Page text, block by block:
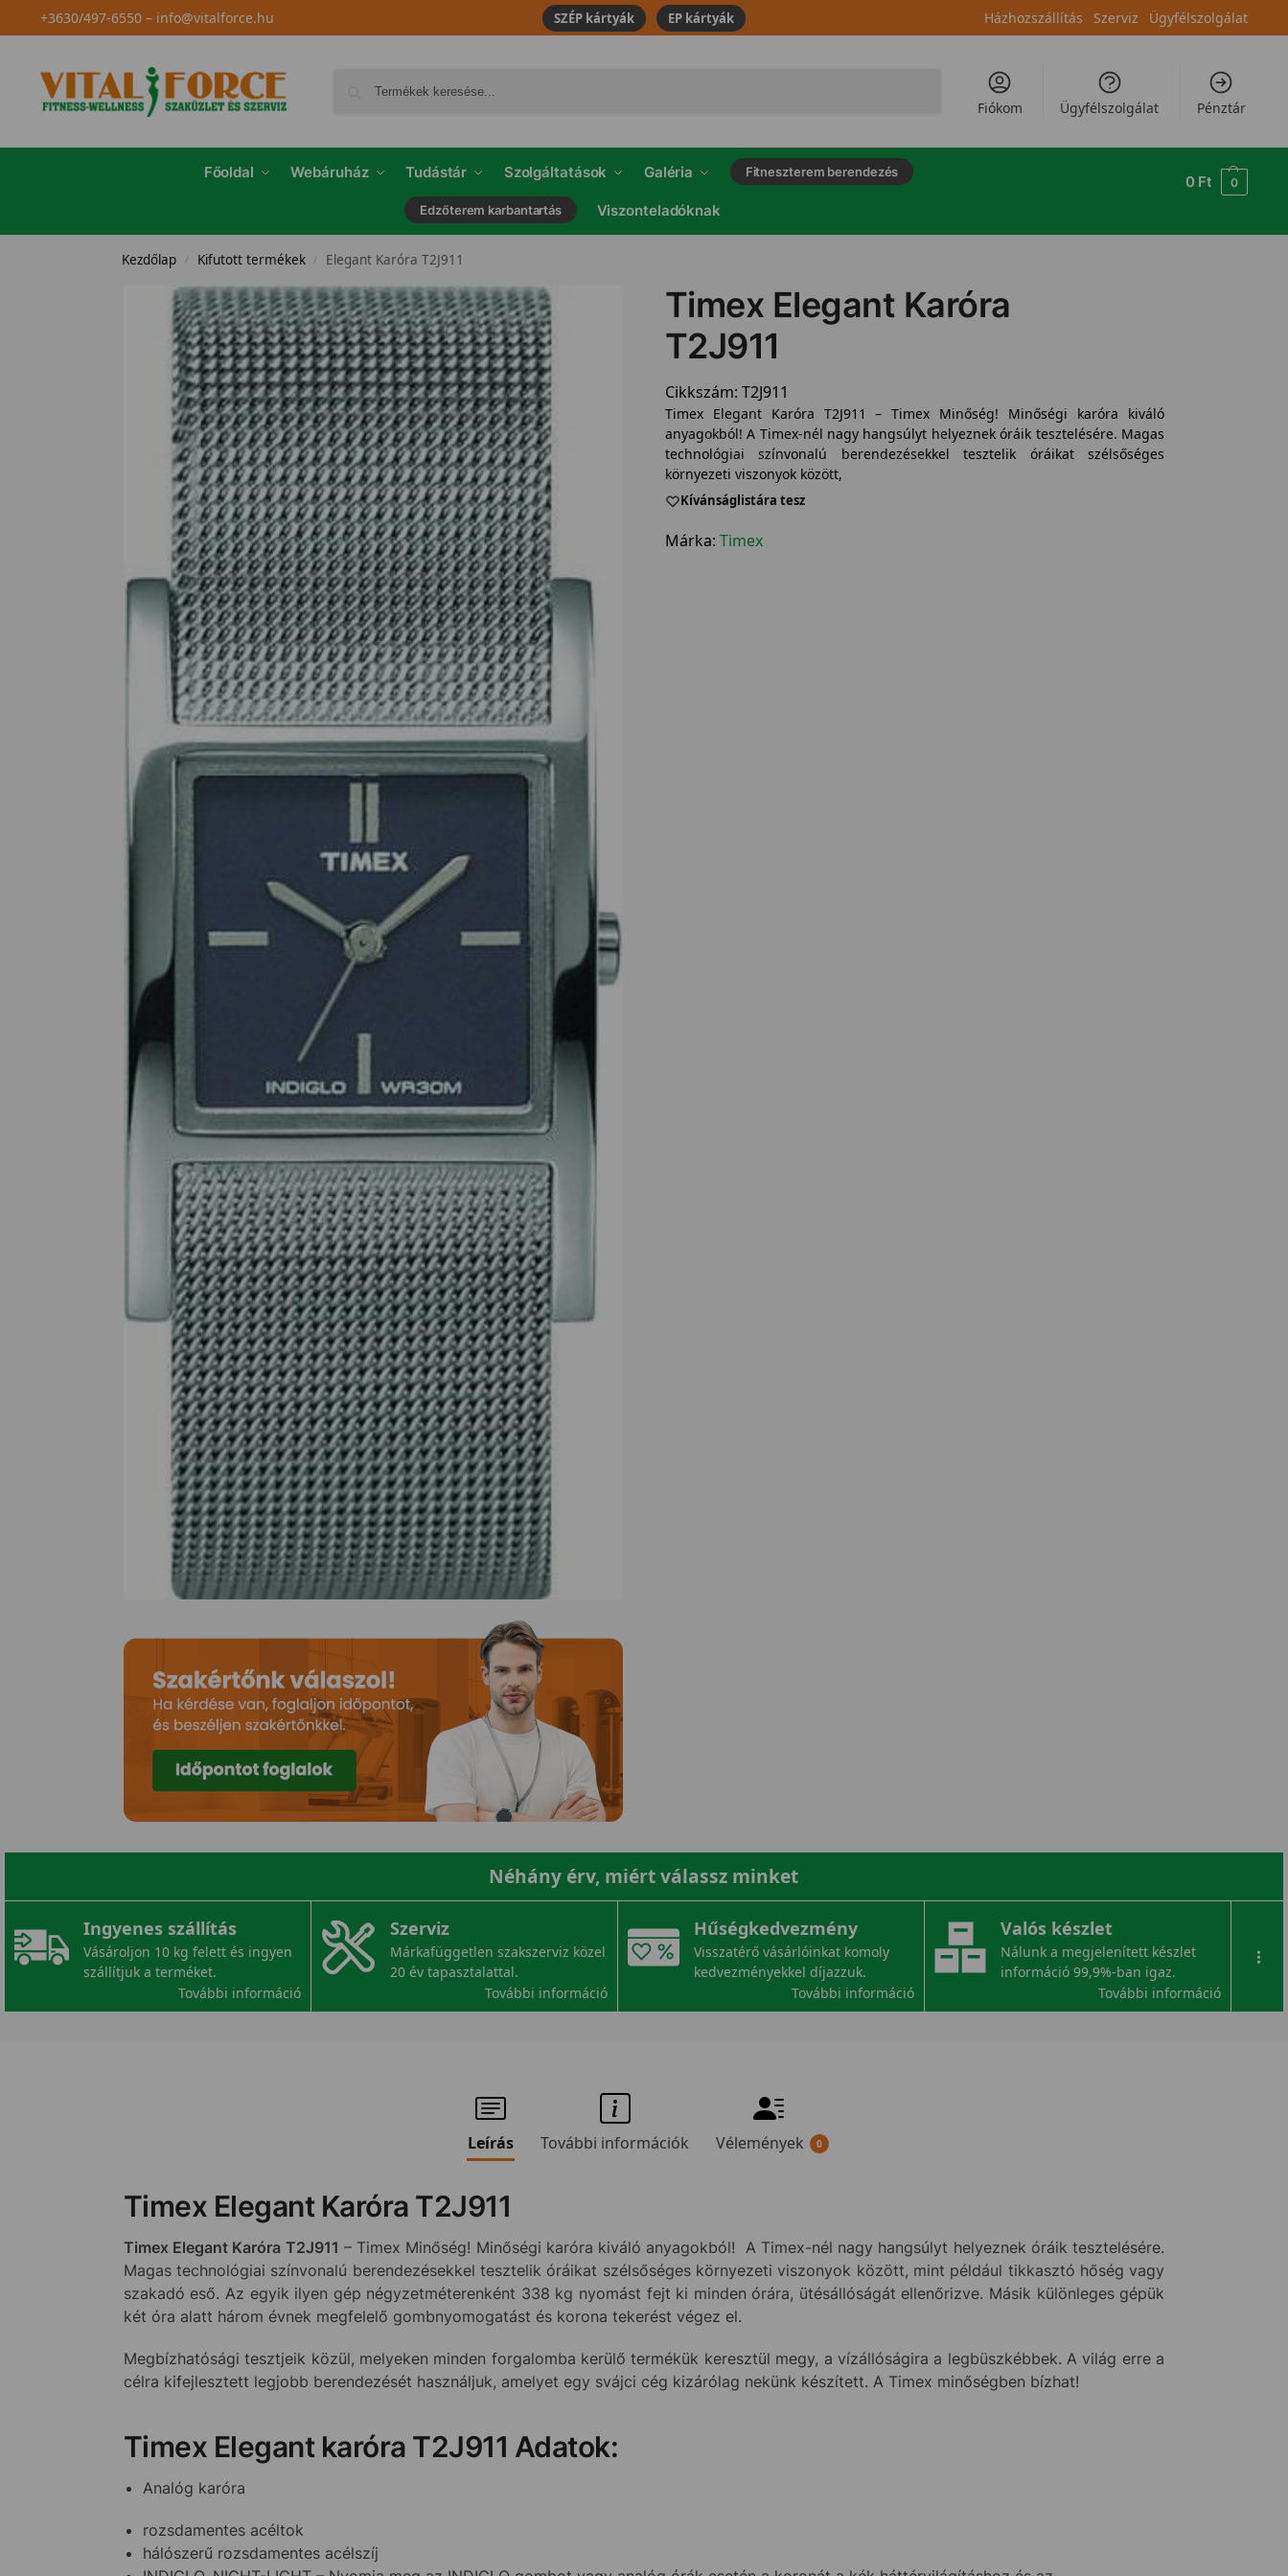
+3630/497-6550– info@vitalforce.hu SZÉP kártyák EP kártyák Házhozszállítás Szerviz Ügyfélszolgálat
Fiókom Ügyfélszolgálat Pénztár
Főoldal Webáruház Tudástár Szolgáltatások Galéria Fitneszterem berendezés
Edzőterem karbantartás Viszonteladóknak
0 Ft 0
Kezdőlap / Kifutott termékek / Elegant Karóra T2J911
Timex Elegant Karóra
T2J911
Cikkszám: T2J911
Timex Elegant Karóra T2J911 – Timex Minőség! Minőségi karóra kiváló
anyagokból! A Timex-nél nagy hangsúlyt helyeznek óráik tesztelésére. Magas
technológiai színvonalú berendezésekkel tesztelik óráikat szélsőséges
környezeti viszonyok között,
Kívánságlistára tesz
Márka: Timex
Néhány érv, miért válassz minket
Ingyenes szállítás
Vásároljon 10 kg felett és ingyen
szállítjuk a terméket.
További információ
Szerviz
Márkafüggetlen szakszerviz közel
20 év tapasztalattal.
További információ
Hűségkedvezmény
Visszatérő vásárlóinkat komoly
kedvezményekkel díjazzuk.
További információ
Valós készlet
Nálunk a megjelenített készlet
információ 99,9%-ban igaz.
További információ
...
Leírás További információk Vélemények 0
Timex Elegant Karóra T2J911
Timex Elegant Karóra T2J911 – Timex Minőség! Minőségi karóra kiváló anyagokból! A Timex-nél nagy hangsúlyt helyeznek óráik tesztelésére.
Magas technológiai színvonalú berendezésekkel tesztelik óráikat szélsőséges környezeti viszonyok között, mint például tikkasztó hőség vagy
szakadó eső. Az egyik ilyen gép négyzetméterenként 338 kg nyomást fejt ki minden órára, ütésállóságát ellenőrizve. Másik különleges gépük
két óra alatt három évnek megfelelő gombnyomogatást és korona tekerést végez el.
Megbízhatósági tesztjeik közül, melyeken minden forgalomba kerülő termékük keresztül megy, a vízállóságira a legbüszkébbek. A világ erre a
célra kifejlesztett legjobb berendezését használjuk, amelyet egy svájci cég kizárólag nekünk készített. A Timex minőségben bízhat!
Timex Elegant karóra T2J911 Adatok:
Analóg karóra
rozsdamentes acéltok
hálószerű rozsdamentes acélszíj